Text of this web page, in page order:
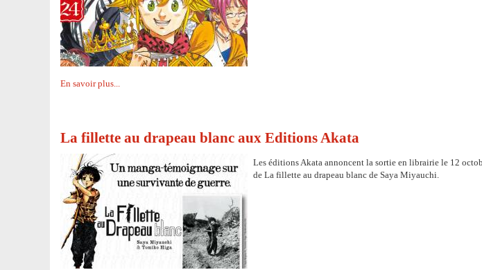
En savoir plus...
La fillette au drapeau blanc aux Editions Akata
Les éditions Akata annoncent la sortie en librairie le 12
de La fillette au drapeau blanc de Saya Miyauchi.